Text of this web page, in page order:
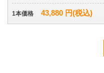
1本価格 43,880 円(税込)